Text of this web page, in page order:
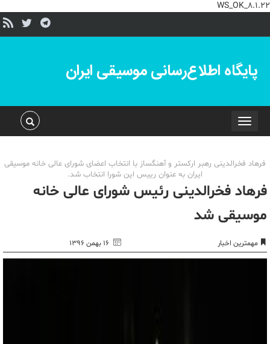
WS_OK_8.1.22
پایگاه اطلاع‌رسانی موسیقی ایران
Toggle
navigation
فرهاد فخرالدینی رهبر ارکستر و آهنگساز با انتخاب اعضای شورای عالی خانه موسیقی
ایران به عنوان رییس این شورا انتخاب شد.
فرهاد فخرالدینی رئیس شورای عالی خانه
موسیقی شد
مهمترین اخبار ۱۶ بهمن ۱۳۹۶